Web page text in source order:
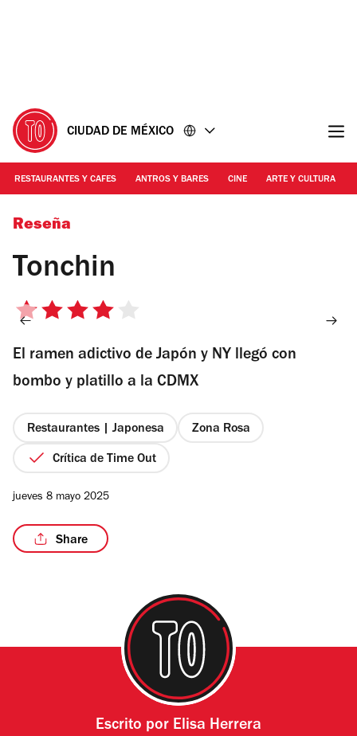
CIUDAD DE MÉXICO
RESTAURANTES Y CAFES ANTROS Y BARES CINE ARTE Y CULTURA
Foto: cortesía | Tonchin
Reseña
Tonchin
4
5
estrellas
El ramen adictivo de Japón y NY llegó con
bombo y platillo a la CDMX
Restaurantes | Japonesa Zona Rosa
Crítica de Time Out
jueves 8 mayo 2025
Share
Escrito por Elisa Herrera